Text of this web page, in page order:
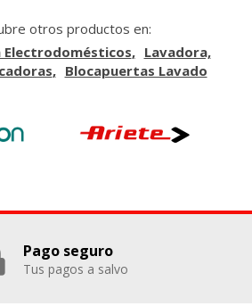
otros productos en:
Electrodomésticos
Lavadora,
Blocapuertas Lavado
Pago seguro
Tus pagos a salvo